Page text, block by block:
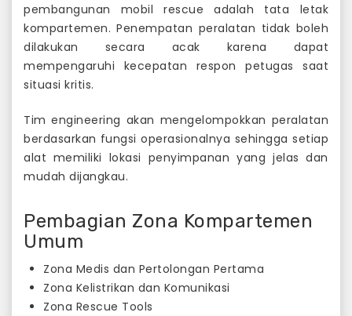
pembangunan mobil rescue adalah tata letak
kompartemen. Penempatan peralatan tidak boleh
dilakukan secara acak karena dapat
mempengaruhi kecepatan respon petugas saat
situasi kritis.
Tim engineering akan mengelompokkan peralatan
berdasarkan fungsi operasionalnya sehingga setiap
alat memiliki lokasi penyimpanan yang jelas dan
mudah dijangkau.
Pembagian Zona Kompartemen
Umum
Zona Medis dan Pertolongan Pertama
Zona Kelistrikan dan Komunikasi
Zona Rescue Tools